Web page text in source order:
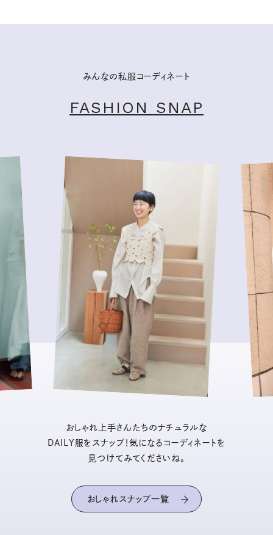
みんなの私服コーディネート
FASHION SNAP
おしゃれ上手さんたちのナチュラルな
DAILY服をスナップ！気になるコーディネートを
見つけてみてくださいね。
おしゃれスナップ一覧